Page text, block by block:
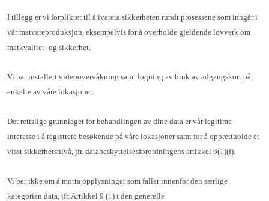
I tillegg er vi forpliktet til å ivareta sikkerheten rundt prosessene som inngår i
vår matvareproduksjon, eksempelvis for å overholde gjeldende lovverk om
matkvalitet- og sikkerhet.
Vi har installert videoovervåkning samt logning av bruk av adgangskort på
enkelte av våre lokasjoner.
Det rettslige grunnlaget for behandlingen av dine data er vår legitime
interesse i å registrere besøkende på våre lokasjoner samt for å opprettholde et
visst sikkerhetsnivå, jfr. databeskyttelsesforordningens artikkel 6(1)(f).
Vi ber ikke om å motta opplysninger som faller innenfor den særlige
kategorien data, jfr. Artikkel 9 (1) i den generelle